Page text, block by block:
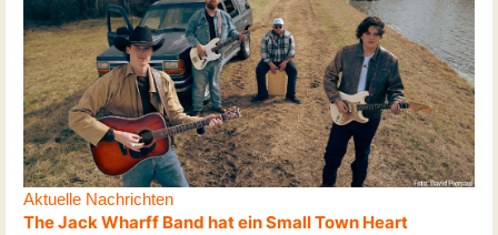
Aktuelle Nachrichten
The Jack Wharff Band hat ein Small Town Heart